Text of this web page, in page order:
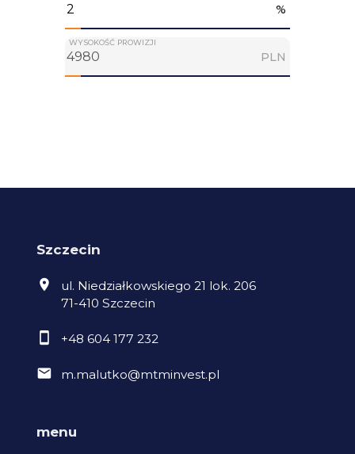
%
WYSOKOŚĆ PROWIZJI
PLN
Szczecin
ul. Niedziałkowskiego 21 lok. 206
71-410 Szczecin
+48 604 177 232
m.malutko@mtminvest.pl
menu